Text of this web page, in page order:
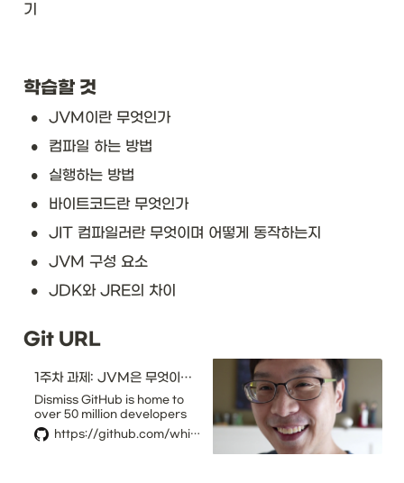
기
학습할 것
• JVM이란 무엇인가
• 컴파일 하는 방법
• 실행하는 방법
• 바이트코드란 무엇인가
• JIT 컴파일러란 무엇이며 어떻게 동작하는지
• JVM 구성 요소
• JDK와 JRE의 차이
Git URL
1주차 과제: JVM은 무엇이며 자바 코드는 어떻게 실행하는 것인가. · Issue #1 · whiteship/live-study
Dismiss GitHub is home to
over 50 million developers
working together to host
and review code, manage
https://github.com/whiteship/live-study/issues/1